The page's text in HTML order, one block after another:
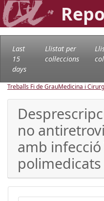
Last
15
days
Llistat per
col·leccions
Treballs Fi de GrauMedicina i
no
amb infecció
polimedicats